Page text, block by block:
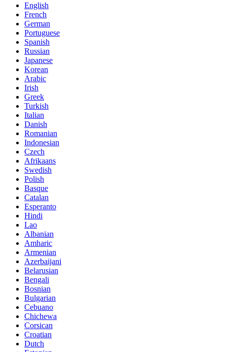
English
French
German
Portuguese
Spanish
Russian
Japanese
Korean
Arabic
Irish
Greek
Turkish
Italian
Danish
Romanian
Indonesian
Czech
Afrikaans
Swedish
Polish
Basque
Catalan
Esperanto
Hindi
Lao
Albanian
Amharic
Armenian
Azerbaijani
Belarusian
Bengali
Bosnian
Bulgarian
Cebuano
Chichewa
Corsican
Croatian
Dutch